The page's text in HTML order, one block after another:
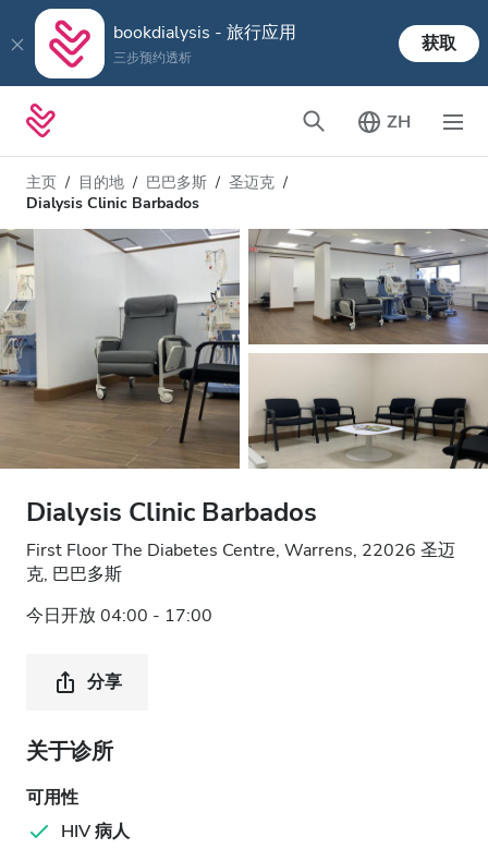
bookdialysis - 旅行应用
三步预约透析
获取
ZH
主页 目的地 巴巴多斯
圣迈克
Dialysis Clinic Barbados
Dialysis Clinic Barbados
First Floor The Diabetes Centre, Warrens, 22026 圣迈
克, 巴巴多斯
今日开放 04:00 - 17:00
分享
关于诊所
可用性
HIV 病人